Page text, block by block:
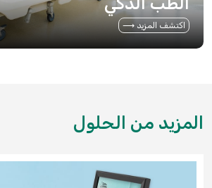
اكتشف المزيد ⟶
المزيد من الحلول